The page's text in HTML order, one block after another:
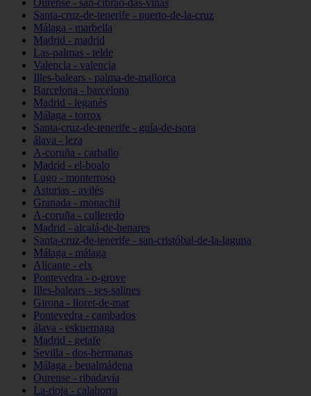
Ourense - san-cibrao-das-viñas
Santa-cruz-de-tenerife - puerto-de-la-cruz
Málaga - marbella
Madrid - madrid
Las-palmas - telde
Valencia - valencia
Illes-balears - palma-de-mallorca
Barcelona - barcelona
Madrid - leganés
Málaga - torrox
Santa-cruz-de-tenerife - guía-de-isora
álava - leza
A-coruña - carballo
Madrid - el-boalo
Lugo - monterroso
Asturias - avilés
Granada - monachil
A-coruña - culleredo
Madrid - alcalá-de-henares
Santa-cruz-de-tenerife - san-cristóbal-de-la-laguna
Málaga - málaga
Alicante - elx
Pontevedra - o-grove
Illes-balears - ses-salines
Girona - lloret-de-mar
Pontevedra - cambados
álava - eskuernaga
Madrid - getafe
Sevilla - dos-hermanas
Málaga - benalmádena
Ourense - ribadavia
La-rioja - calahorra